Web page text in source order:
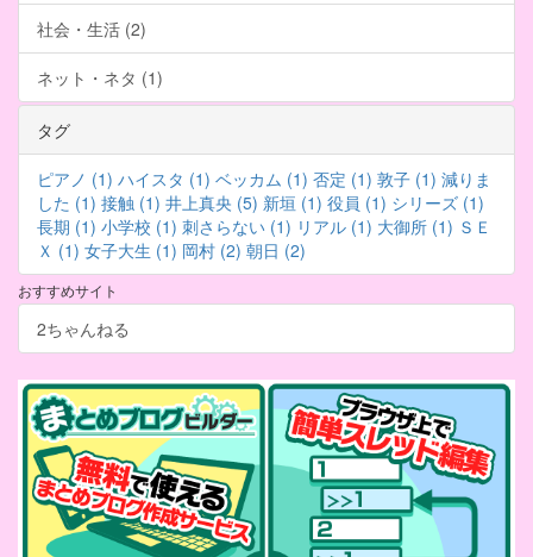
社会・生活 (2)
ネット・ネタ (1)
タグ
ピアノ (1) ハイスタ (1) ベッカム (1) 否定 (1) 敦子 (1) 減りま
した (1) 接触 (1) 井上真央 (5) 新垣 (1) 役員 (1) シリーズ (1)
長期 (1) 小学校 (1) 刺さらない (1) リアル (1) 大御所 (1) ＳＥ
Ｘ (1) 女子大生 (1) 岡村 (2) 朝日 (2)
おすすめサイト
2ちゃんねる